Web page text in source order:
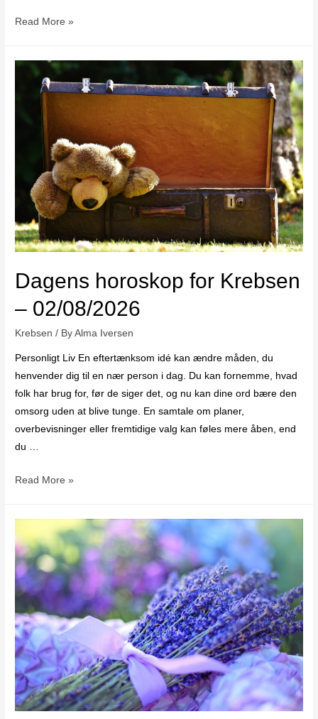
Read More »
Dagens horoskop for Krebsen
– 02/08/2026
Krebsen / ByAlma Iversen
Personligt Liv En eftertænksom idé kan ændre måden, du
henvender dig til en nær person i dag. Du kan fornemme, hvad
folk har brug for, før de siger det, og nu kan dine ord bære den
omsorg uden at blive tunge. En samtale om planer,
overbevisninger eller fremtidige valg kan føles mere åben, end
du …
Read More »